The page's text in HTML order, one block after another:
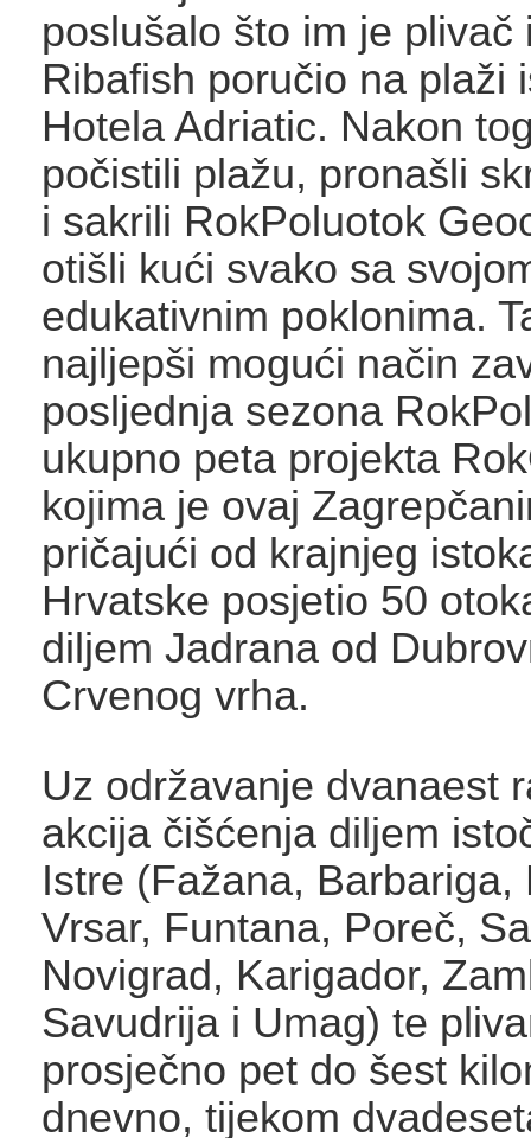
poslušalo što im je plivač
Ribafish poručio na plaži
Hotela Adriatic. Nakon
počistili plažu, pronašli
i sakrili RokPoluotok
otišli kući svako sa
edukativnim poklonima.
najljepši mogući način
posljednja sezona
ukupno peta projekta
kojima je ovaj
pričajući od krajnjeg
Hrvatske posjetio 50
diljem Jadrana od
Crvenog vrha.
Uz održavanje dvanaest
akcija čišćenja diljem
Istre (Fažana, Barbariga,
Vrsar, Funtana, Poreč,
Novigrad, Karigador,
Savudrija i Umag) te
prosječno pet do šest
dnevno, tijekom